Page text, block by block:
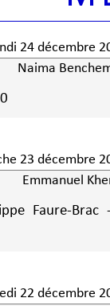
24 décembre
Naima
23 décembre
Emmanuel
Faure-Brac
22 décembre